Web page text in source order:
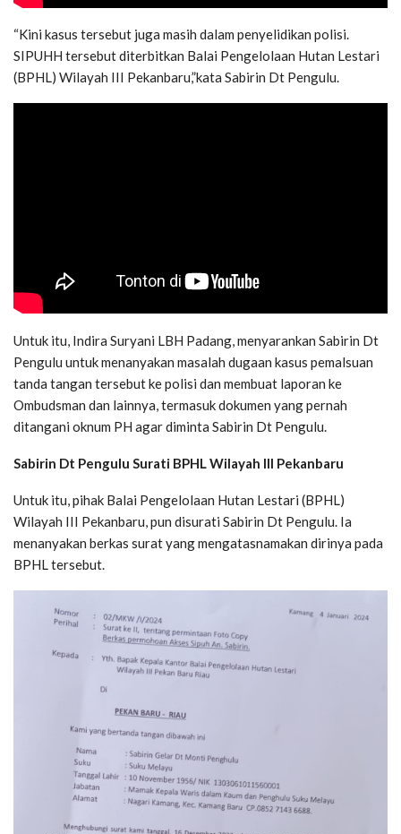
“Kini kasus tersebut juga masih dalam penyelidikan polisi.
SIPUHH tersebut diterbitkan Balai Pengelolaan Hutan Lestari
(BPHL) Wilayah III Pekanbaru,”kata Sabirin Dt Pengulu.
Untuk itu, Indira Suryani LBH Padang, menyarankan Sabirin Dt
Pengulu untuk menanyakan masalah dugaan kasus pemalsuan
tanda tangan tersebut ke polisi dan membuat laporan ke
Ombudsman dan lainnya, termasuk dokumen yang pernah
ditangani oknum PH agar diminta Sabirin Dt Pengulu.
Sabirin Dt Pengulu Surati BPHL Wilayah III Pekanbaru
Untuk itu, pihak Balai Pengelolaan Hutan Lestari (BPHL)
Wilayah III Pekanbaru, pun disurati Sabirin Dt Pengulu. Ia
menanyakan berkas surat yang mengatasnamakan dirinya pada
BPHL tersebut.